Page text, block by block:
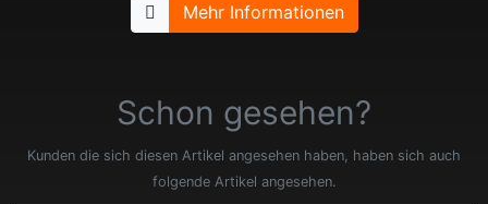
Mehr Informationen
Schon gesehen?
Kunden die sich diesen Artikel angesehen haben, haben sich auch
folgende Artikel angesehen.